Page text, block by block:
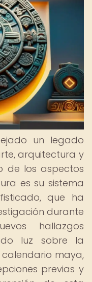
un legado
arquitectura y
de los aspectos
es su sistema
que ha
durante
hallazgos
luz sobre la
maya,
previas y